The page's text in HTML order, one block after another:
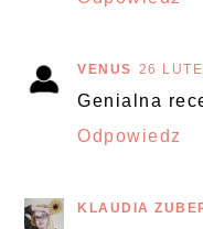
VENUS 26
Genialna
Odpowiedz
KLAUDIA